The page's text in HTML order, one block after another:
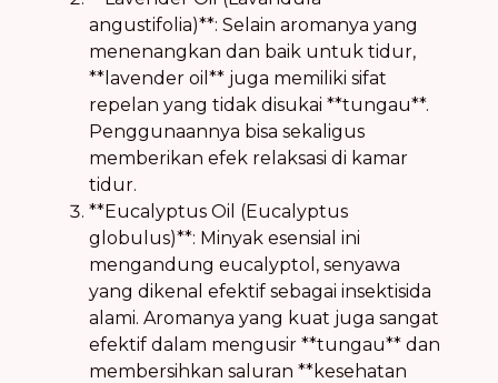
angustifolia)**: Selain aromanya yang
menenangkan dan baik untuk tidur,
**lavender oil** juga memiliki sifat
repelan yang tidak disukai **tungau**.
Penggunaannya bisa sekaligus
memberikan efek relaksasi di kamar
tidur.
**Eucalyptus Oil (Eucalyptus
globulus)**: Minyak esensial ini
mengandung eucalyptol, senyawa
yang dikenal efektif sebagai insektisida
alami. Aromanya yang kuat juga sangat
efektif dalam mengusir **tungau** dan
membersihkan saluran **kesehatan